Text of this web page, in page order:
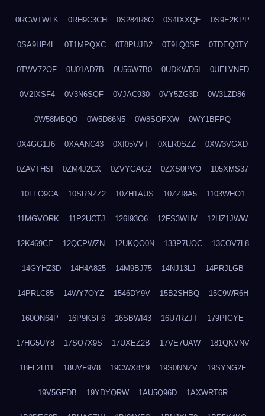
0RCWTWLK 0RH9C3CH 0S284R8O 0S4IXXQE 0S9E2KPP
0SA9HP4L 0T1MPQXC 0T8PUJB2 0T9LQ0SF 0TDEQ0TY
0TWV72OF 0U01AD7B 0U56W7B0 0UDKWD5I 0UELVNFD
0V2IXSF4 0V3N6SQF 0VJAC930 0VY5ZG3D 0W3LZD86
0W58MBQO 0W5D86N5 0W8SOPXW 0WY1BFPQ
0X4GG1J6 0XAANC43 0XI05VVT 0XLR0SZZ 0XW3VGXD
0ZAVTHSI 0ZM4J2CX 0ZVYGAG2 0ZXS0PVO 105XMS37
10LFO9CA 10SRNZZ2 10ZH1AUS 10ZZI8A5 1103WHO1
11MGVORK 11P2UCTJ 126I93O6 12FS3WHV 12HZ1JWW
12K469CE 12QCPWZN 12UKQO0N 133P7UOC 13COV7L8
14GYHZ3D 14H4A825 14M9BJ75 14NJ13LJ 14PRJLGB
14PRLC85 14WY7OYZ 1546DY9V 15B2SHBQ 15C9WR6H
160ON64P 16P9KSF6 16SBWI43 16U7RZJT 179PIGYE
17HG5UY8 17SO7X9S 17UXEZ2B 17VE7UAW 181QKVNV
18FL2H11 18UVF9V8 19CWX8Y9 19S0NNZV 19SYNG2F
19V5GFDB 19YDYQRW 1AU5Q96D 1AXWRT6R